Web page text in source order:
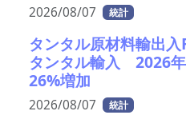
2026/08/07 統計
タンタル原材料輸出
タンタル輸入 2026
26%増加
2026/08/07 統計